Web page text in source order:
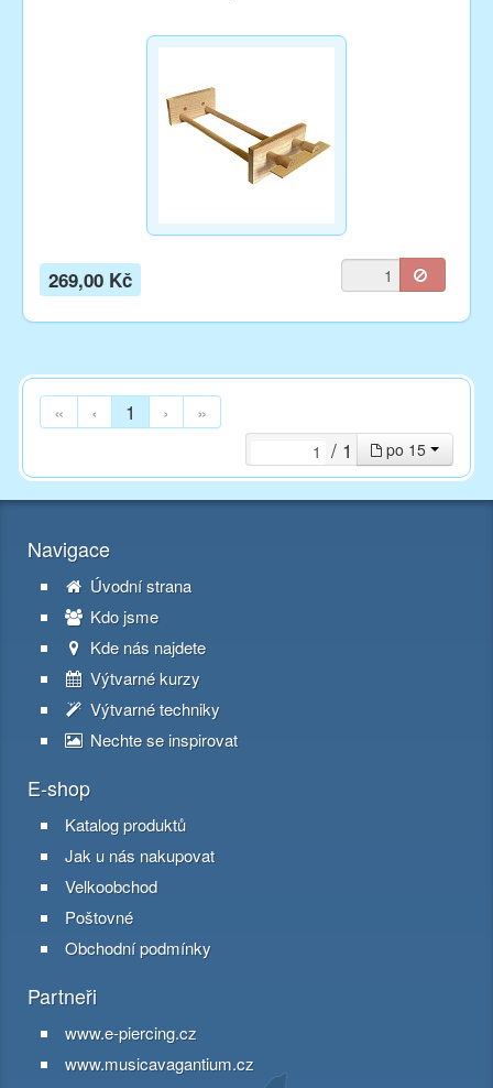
269,00 Kč
« ‹ 1 › »
po 15
/ 1
Navigace
Úvodní strana
Kdo jsme
Kde nás najdete
Výtvarné kurzy
Výtvarné techniky
Nechte se inspirovat
E-shop
Katalog produktů
Jak u nás nakupovat
Velkoobchod
Poštovné
Obchodní podmínky
Partneři
www.e-piercing.cz
www.musicavagantium.cz